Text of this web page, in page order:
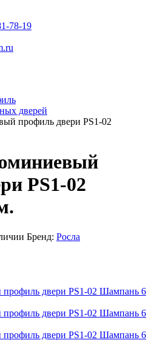
78-19
дверей
профиль двери PS1-02
PS1-02
Бренд: Росла